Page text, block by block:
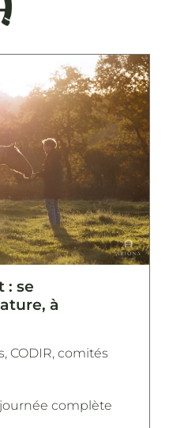
: se
à
CODIR, comités
complète